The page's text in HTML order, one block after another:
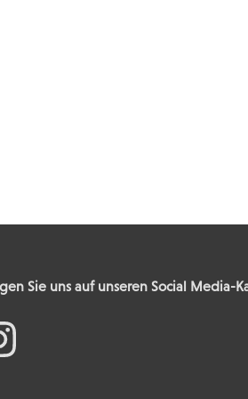
Sie uns auf unseren Social Media-